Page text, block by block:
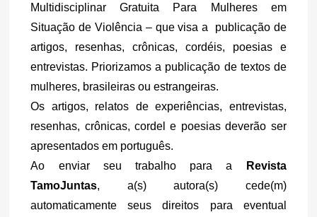
Multidisciplinar Gratuita Para Mulheres em
Situação de Violência – que visa a  publicação de
artigos, resenhas, crônicas, cordéis, poesias e
entrevistas. Priorizamos a publicação de textos de
mulheres, brasileiras ou estrangeiras.
Os artigos, relatos de experiências, entrevistas,
resenhas, crônicas, cordel e poesias deverão ser
apresentados em português.
Ao enviar seu trabalho para a
Revista
TamoJuntas, a(s) autora(s) cede(m)
automaticamente seus direitos para eventual